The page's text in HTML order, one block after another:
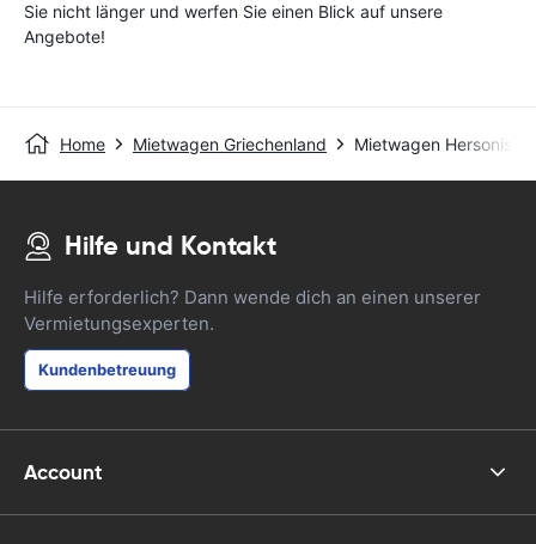
Sie nicht länger und werfen Sie einen Blick auf unsere
Angebote!
Home Mietwagen Griechenland Mietwagen
Hilfe und Kontakt
Hilfe erforderlich? Dann wende dich an einen unserer
Vermietungsexperten.
Kundenbetreuung
Account